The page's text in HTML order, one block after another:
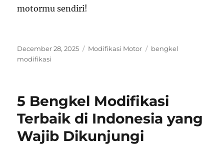
motormu sendiri!
Posted
on
December 28, 2025 Categories
Modifikasi Motor Tags
bengkel
modifikasi
5 Bengkel Modifikasi
Terbaik di Indonesia yang
Wajib Dikunjungi